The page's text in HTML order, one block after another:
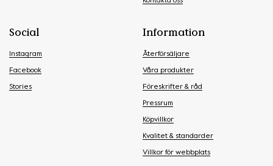
Social
Instagram
Facebook
Stories
Information
Återförsäljare
Våra produkter
Föreskrifter & råd
Pressrum
Köpvillkor
Kvalitet & standarder
Villkor för webbplats